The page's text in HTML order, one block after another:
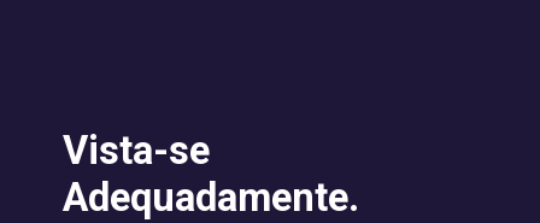
Vista-se
Adequadamente.